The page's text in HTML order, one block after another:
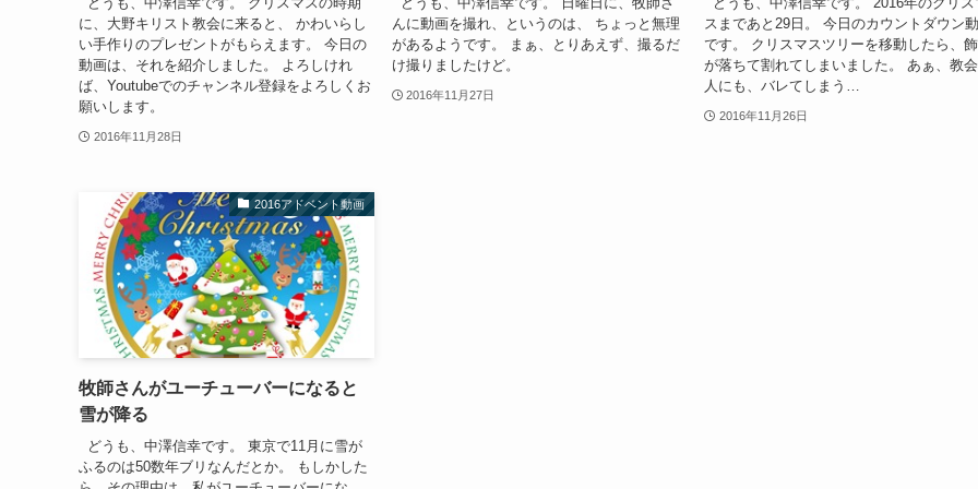
に、大野キリスト教会に来ると、 かわいらし
い手作りのプレゼントがもらえます。 今日の
動画は、それを紹介しました。 よろしけれ
ば、Youtubeでのチャンネル登録をよろしくお
願いします。
2016年11月28日
んに動画を撮れ、というのは、 ちょっと無理
があるようです。 まぁ、とりあえず、撮るだ
け撮りましたけど。
2016年11月27日
スまであと29日。 今日のカウントダウン
です。 クリスマスツリーを移動したら、飾
が落ちて割れてしまいました。 あぁ、教
人にも、バレてしまう…
2016年11月26日
2016アドベント動画
牧師さんがユーチューバーになると
雪が降る
どうも、中澤信幸です。 東京で11月に雪が
ふるのは50数年ブリなんだとか。 もしかした